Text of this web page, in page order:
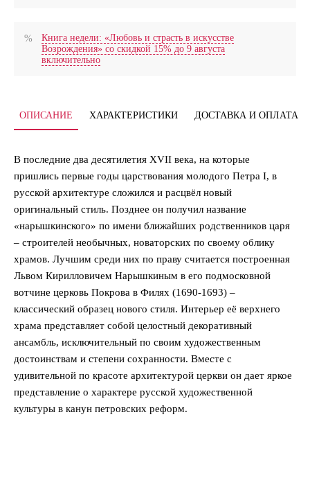
Книга недели: «Любовь и страсть в искусстве
Возрождения» со скидкой 15% до 9 августа
включительно
ОПИСАНИЕ ХАРАКТЕРИСТИКИ ДОСТАВКА И ОПЛАТА
В последние два десятилетия XVII века, на которые
пришлись первые годы царствования молодого Петра I, в
русской архитектуре сложился и расцвёл новый
оригинальный стиль. Позднее он получил название
«нарышкинского» по имени ближайших родственников царя
– строителей необычных, новаторских по своему облику
храмов. Лучшим среди них по праву считается построенная
Львом Кирилловичем Нарышкиным в его подмосковной
вотчине церковь Покрова в Филях (1690-1693) –
классический образец нового стиля. Интерьер её верхнего
храма представляет собой целостный декоративный
ансамбль, исключительный по своим художественным
достоинствам и степени сохранности. Вместе с
удивительной по красоте архитектурой церкви он дает яркое
представление о характере русской художественной
культуры в канун петровских реформ.